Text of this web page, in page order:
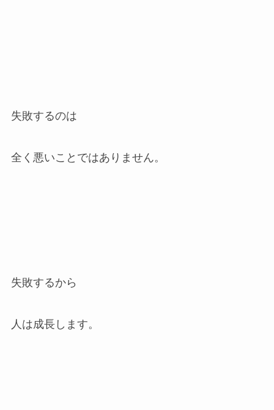
失敗するのは
全く悪いことではありません。
失敗するから
人は成長します。